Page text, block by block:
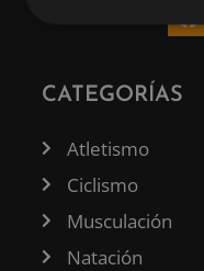
CATEGORÍAS
Atletismo
Ciclismo
Musculación
Natación